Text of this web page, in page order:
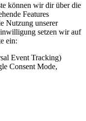
können wir dir über die
Features
Nutzung unserer
setzen wir auf
ein:
Event Tracking)
Consent Mode,